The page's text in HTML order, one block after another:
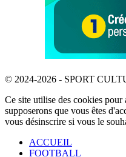
© 2024-2026 - SPORT
Ce site utilise des cookies
supposerons que vous êtes
vous désinscrire si vous le
ACCUEIL
FOOTBALL